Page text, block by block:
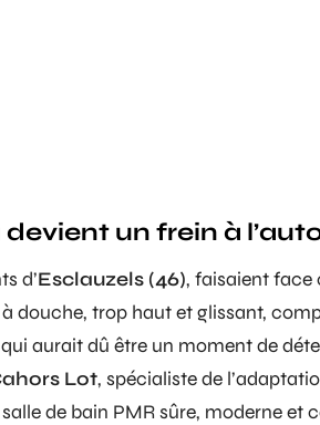
devient un frein à
d’Esclauzels (46), faisaient face
douche, trop haut et glissant,
aurait dû être un moment de
Lot, spécialiste de
salle de bain PMRsûre, moderne et